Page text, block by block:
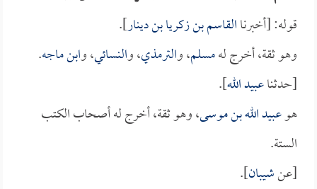
قوله: [أخبرناالقاسم بن زكريا بن دينار].
وهو ثقة، أخرج لهمسلم، والترمذي، والنسائي، وابن ماجه.
[حدثناعبيد الله].
هوعبيد الله بن موسى، وهو ثقة، أخرج له أصحاب الكتب
الستة.
[عنشيبان].